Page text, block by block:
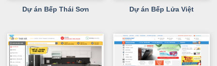
Dự án Bếp Thái Sơn Dự án Bếp Lửa Việt